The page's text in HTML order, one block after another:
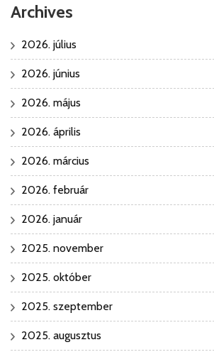
Archives
2026. július
2026. június
2026. május
2026. április
2026. március
2026. február
2026. január
2025. november
2025. október
2025. szeptember
2025. augusztus